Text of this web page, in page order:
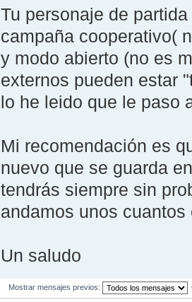
Tu personaje de
campaña cooperativo(
y modo abierto (no es
externos pueden estar
lo he leido que le paso
Mi recomendación es
nuevo que se guarda
tendrás siempre sin
andamos unos
Un saludo
Mostrar mensajes previos: